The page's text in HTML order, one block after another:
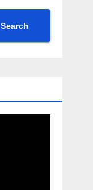
Search